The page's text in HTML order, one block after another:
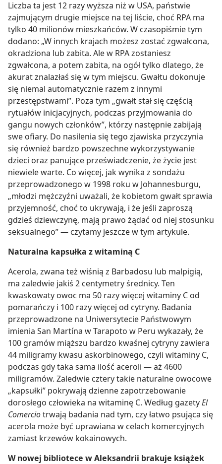
Liczba ta jest 12 razy wyższa niż w USA, państwie
zajmującym drugie miejsce na tej liście, choć RPA ma
tylko 40 milionów mieszkańców. W czasopiśmie tym
dodano: „W innych krajach możesz zostać zgwałcona,
okradziona lub zabita. Ale w RPA zostaniesz
zgwałcona, a potem zabita, na ogół tylko dlatego, że
akurat znalazłaś się w tym miejscu. Gwałtu dokonuje
się niemal automatycznie razem z innymi
przestępstwami”. Poza tym „gwałt stał się częścią
rytuałów inicjacyjnych, podczas przyjmowania do
gangu nowych członków”, którzy następnie zabijają
swe ofiary. Do nasilenia się tego zjawiska przyczynia
się również bardzo powszechne wykorzystywanie
dzieci oraz panujące przeświadczenie, że życie jest
niewiele warte. Co więcej, jak wynika z sondażu
przeprowadzonego w 1998 roku w Johannesburgu,
„młodzi mężczyźni uważali, że kobietom gwałt sprawia
przyjemność, choć to ukrywają, i że jeśli zaproszą
gdzieś dziewczynę, mają prawo żądać od niej stosunku
seksualnego” — czytamy jeszcze w tym artykule.
Naturalna kapsułka z witaminą C
Acerola, zwana też wiśnią z Barbadosu lub malpigią,
ma zaledwie jakiś 2 centymetry średnicy. Ten
kwaskowaty owoc ma 50 razy więcej witaminy C od
pomarańczy i 100 razy więcej od cytryny. Badania
przeprowadzone na Uniwersytecie Państwowym
imienia San Martína w Tarapoto w Peru wykazały, że
100 gramów miąższu bardzo kwaśnej cytryny zawiera
44 miligramy kwasu askorbinowego, czyli witaminy C,
podczas gdy taka sama ilość aceroli — aż 4600
miligramów. Zaledwie cztery takie naturalne owocowe
„kapsułki” pokrywają dzienne zapotrzebowanie
dorosłego człowieka na witaminę C. Według gazetyEl
Comerciotrwają badania nad tym, czy łatwo psująca się
acerola może być uprawiana w celach komercyjnych
zamiast krzewów kokainowych.
W nowej bibliotece w Aleksandrii brakuje książek